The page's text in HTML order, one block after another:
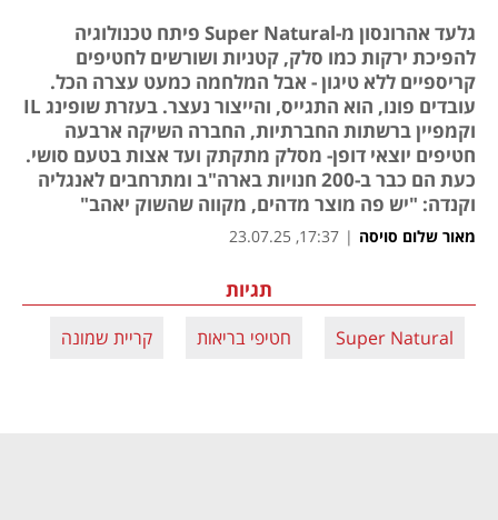
גלעד אהרונסון מ-Super Natural פיתח טכנולוגיה
להפיכת ירקות כמו סלק, קטניות ושורשים לחטיפים
קריספיים ללא טיגון - אבל המלחמה כמעט עצרה הכל.
עובדים פונו, הוא התגייס, והייצור נעצר. בעזרת שופינג IL
וקמפיין ברשתות החברתיות, החברה השיקה ארבעה
חטיפים יוצאי דופן- מסלק מתקתק ועד אצות בטעם סושי.
כעת הם כבר ב-200 חנויות בארה"ב ומתרחבים לאנגליה
וקנדה: "יש פה מוצר מדהים, מקווה שהשוק יאהב"
מאור שלום סויסה |
17:37, 23.07.25
תגיות
Super Natural חטיפי בריאות קריית שמונה